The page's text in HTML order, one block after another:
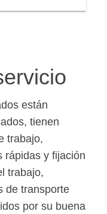
están
tienen
trabajo,
rápidas y fijación
trabajo,
de transporte
por su buena